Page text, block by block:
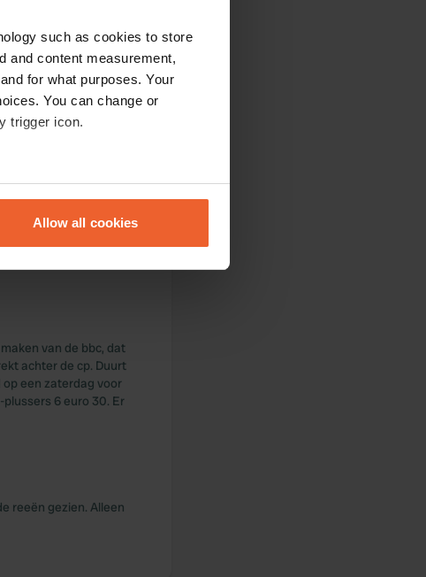
such as cookies to store
and content measurement,
for what purposes. Your
You can change or
trigger icon.
meters
who may combine it with
services.
Allow all cookies
Geen last van de
het meer is 2,2 km,
de piramide van
over zeggen. Veel
van de bbc, dat
achter de cp. Duurt
een zaterdag voor
6 euro 30. Er
reeën gezien. Alleen